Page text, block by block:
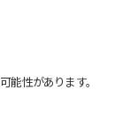
性があります。